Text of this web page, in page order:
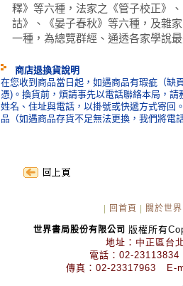
釋》等六種，法家之《管子校正》
詁》、《晏子春秋》等六種，及雜
一種，為總覽群經、通透各家學說
商店退換貨說明
在您收到商品當日起，如遇商品有瑕疵（缺
憑)。換貨前，煩請事先以電話聯絡本局，
姓名、住址與電話，以掛號或快遞方式寄回
品（如遇商品存貨不足無法更換，我們將電
回首頁 關於世界
世界書局股份有限公司 版權所有
地址：中正區台
電話：02-
傳真：02-23317963 E-